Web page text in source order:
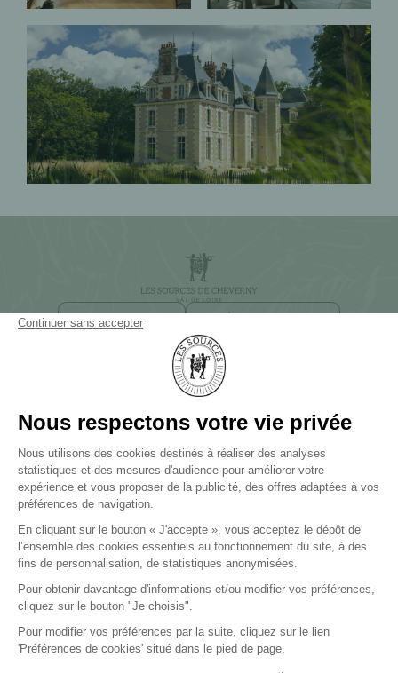
NEWSLETTER ACCÈS ET CONTACT
41700 CHEVERNY
+33 (0)2 54 44 20 20
LES SOURCES DE CAUDALIE
LES SOURCES DE CHEVERNY
Hôtel 5 étoiles et 2 Clefs Michelin
LES SOURCES DE VOUGEOT
Hôtel 5 étoiles
PRESSE
BLOG
CARRIÈRES
AGENCES DE VOYAGES